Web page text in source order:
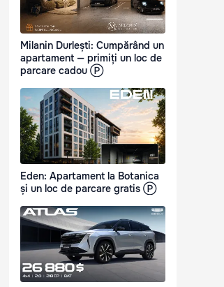
Milanin Durlești: Cumpărând un
apartament — primiți un loc de
parcare cadou Ⓟ
Eden: Apartament la Botanica
și un loc de parcare gratis Ⓟ